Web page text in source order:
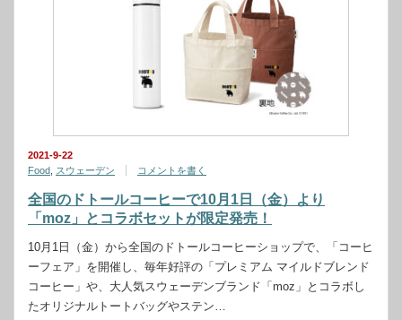
2021-9-22
Food スウェーデン コメントを書く
全国のドトールコーヒーで10月1日（金）より
「moz」とコラボセットが限定発売！
10月1日（金）から全国のドトールコーヒーショップで、「コーヒ
ーフェア」を開催し、毎年好評の「プレミアム マイルドブレンド
コーヒー」や、大人気スウェーデンブランド「moz」とコラボし
たオリジナルトートバッグやステン…